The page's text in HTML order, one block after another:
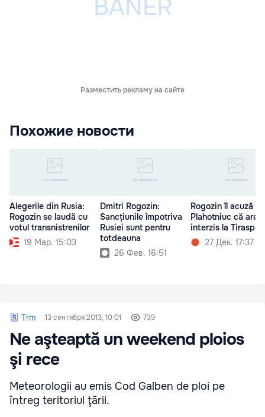
Разместить рекламу на сайте
Похожие новости
Alegerile din Rusia:
Rogozin se laudă cu
votul transnistrenilor
19 Мар. 15:03
Dmitri Rogozin:
Sancțiunile împotriva
Rusiei sunt pentru
totdeauna
26 Фев. 16:51
Rogozin îl acuză pe
Plahotniuc că are
interzis la Tiraspol
27 Дек. 17:37
Trm 13 сентября 2013, 10:01 739
Ne aşteaptă un weekend ploios
şi rece
Meteorologii au emis Cod Galben de ploi pe
întreg teritoriul ţării.